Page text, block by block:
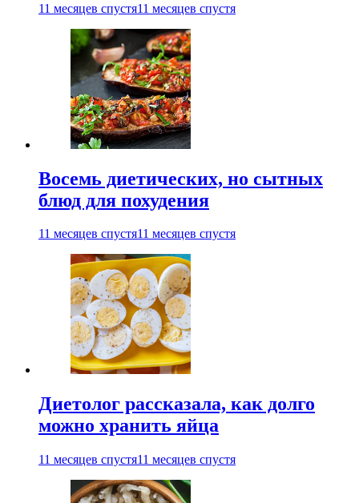
11 месяцев спустя11 месяцев спустя
Восемь диетических, но сытных
блюд для похудения
11 месяцев спустя11 месяцев спустя
Диетолог рассказала, как долго
можно хранить яйца
11 месяцев спустя11 месяцев спустя